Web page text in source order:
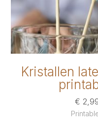
Kristallen
€